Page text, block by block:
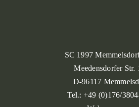
SC 1997
Meedensdorfer Str.
D-96117
Tel.: +49 (0)176/